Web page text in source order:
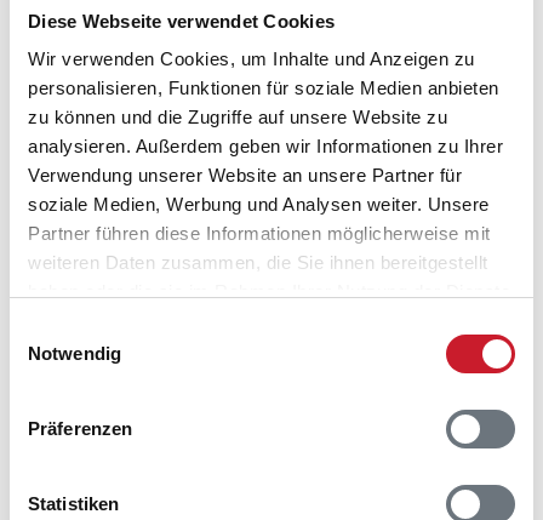
Diese Webseite verwendet Cookies
Wir verwenden Cookies, um Inhalte und Anzeigen zu
personalisieren, Funktionen für soziale Medien anbieten
zu können und die Zugriffe auf unsere Website zu
analysieren. Außerdem geben wir Informationen zu Ihrer
Verwendung unserer Website an unsere Partner für
soziale Medien, Werbung und Analysen weiter. Unsere
Partner führen diese Informationen möglicherweise mit
weiteren Daten zusammen, die Sie ihnen bereitgestellt
Notwendig
Präferenzen
Statistiken
Anreisetag im Belegungskalender anklicken